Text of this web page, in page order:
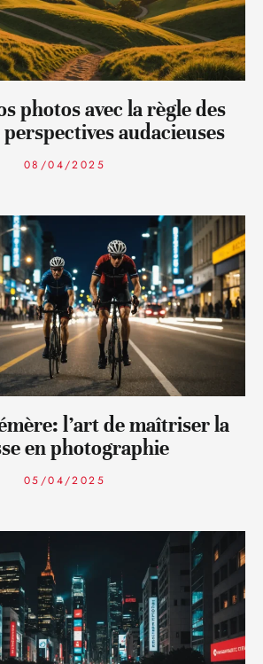
photos avec la règle des
audacieuses
08/04/2025
l’art de maîtriser la
en photographie
05/04/2025